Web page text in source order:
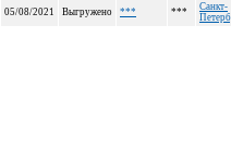
05/08/2021 Выгружено *** ***
Санкт-